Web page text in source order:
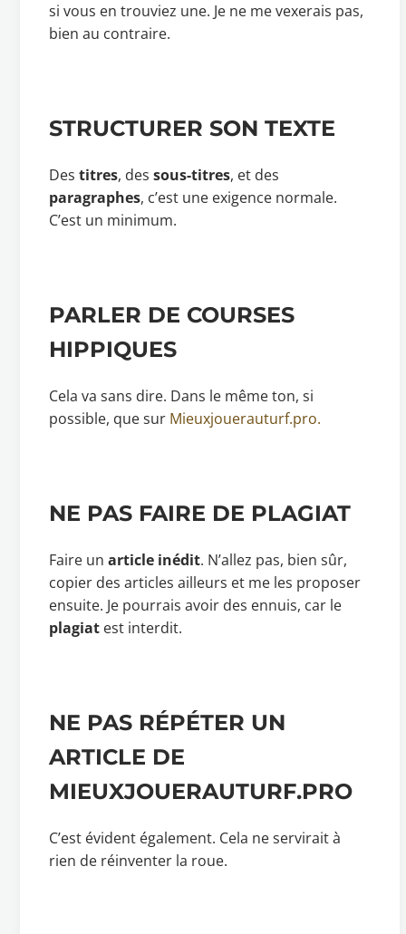
si vous en trouviez une. Je ne me vexerais pas,
bien au contraire.
STRUCTURER SON TEXTE
Destitres, dessous-titres, et des
paragraphes, c’est une exigence normale.
C’est un minimum.
PARLER DE COURSES
HIPPIQUES
Cela va sans dire. Dans le même ton, si
possible, que sur Mieuxjouerauturf.pro.
NE PAS FAIRE DE PLAGIAT
Faire unarticle inédit. N’allez pas, bien sûr,
copier des articles ailleurs et me les proposer
ensuite. Je pourrais avoir des ennuis, car le
plagiat est interdit.
NE PAS RÉPÉTER UN
ARTICLE DE
MIEUXJOUERAUTURF.PRO
C’est évident également. Cela ne servirait à
rien de réinventer la roue.